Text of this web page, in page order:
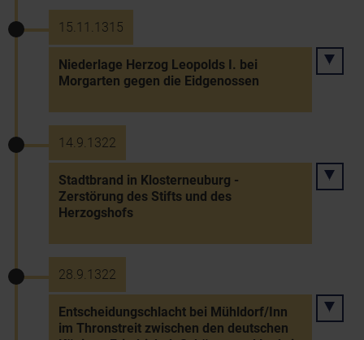
15.11.1315
Niederlage Herzog Leopolds I. bei
Morgarten gegen die Eidgenossen
14.9.1322
Stadtbrand in Klosterneuburg -
Zerstörung des Stifts und des
Herzogshofs
28.9.1322
Entscheidungschlacht bei Mühldorf/Inn
im Thronstreit zwischen den deutschen